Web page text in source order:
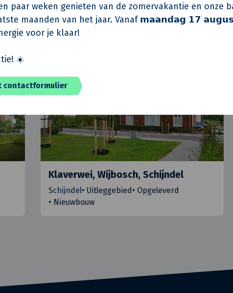
paar weken genieten van de zomervakantie en onze
maanden van het jaar. Vanaf 𝗺𝗮𝗮𝗻𝗱𝗮𝗴 𝟭𝟳
voor je klaar!
☀️
contactformulier
Klaverwei, Wijbosch, Schijndel
Schijndel• Uitleggebied• Opgeleverd
• Nieuwbouw